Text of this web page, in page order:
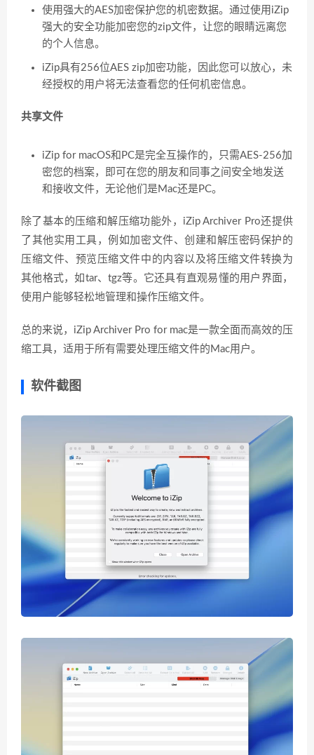
使用强大的AES加密保护您的机密数据。通过使用iZip
强大的安全功能加密您的zip文件，让您的眼睛远离您
的个人信息。
iZip具有256位AES zip加密功能，因此您可以放心，未
经授权的用户将无法查看您的任何机密信息。
共享文件
iZip for macOS和PC是完全互操作的，只需AES-256加
密您的档案，即可在您的朋友和同事之间安全地发送
和接收文件，无论他们是Mac还是PC。
除了基本的压缩和解压缩功能外，iZip Archiver Pro还提供
了其他实用工具，例如加密文件、创建和解压密码保护的
压缩文件、预览压缩文件中的内容以及将压缩文件转换为
其他格式，如tar、tgz等。它还具有直观易懂的用户界面，
使用户能够轻松地管理和操作压缩文件。
总的来说，iZip Archiver Pro for mac是一款全面而高效的压
缩工具，适用于所有需要处理压缩文件的Mac用户。
软件截图